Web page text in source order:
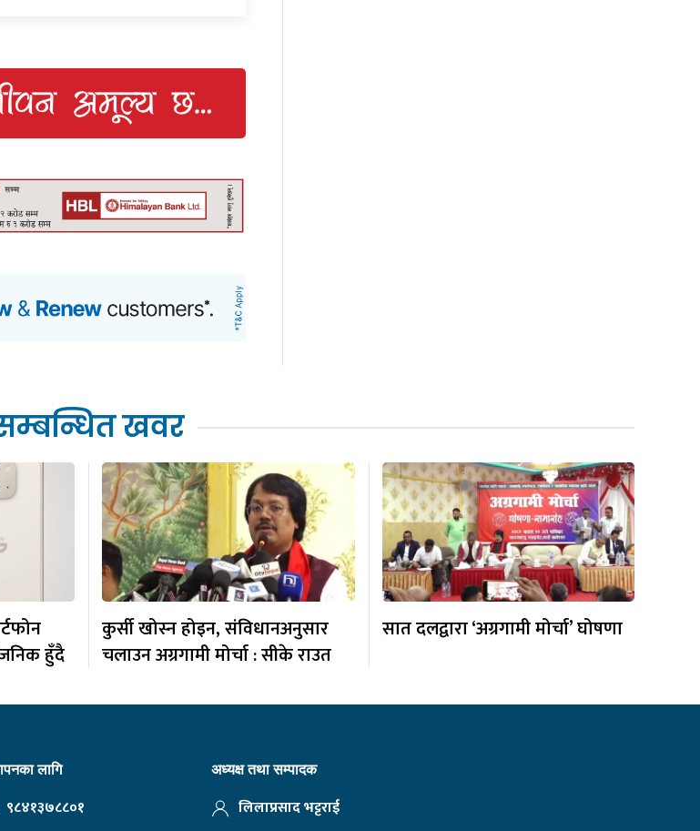
खवर
हुँदै
कुर्सी खोस्न होइन, संविधानअनुसार
चलाउन अग्रगामी मोर्चा : सीके राउत
सात दलद्वारा ‘अग्रगामी मोर्चा’ घोषणा
लागि
९८४१३७८८०१
अध्यक्ष तथा सम्पादक
लिलाप्रसाद भट्टराई